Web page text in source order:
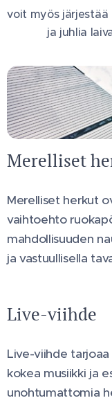
voit myös
ja juhlia
Merelliset
Merelliset herkut
vaihtoehto
mahdollisuuden
ja vastuullisella
Live-viihde
Live-viihde
kokea musiikki ja
unohtumattomia